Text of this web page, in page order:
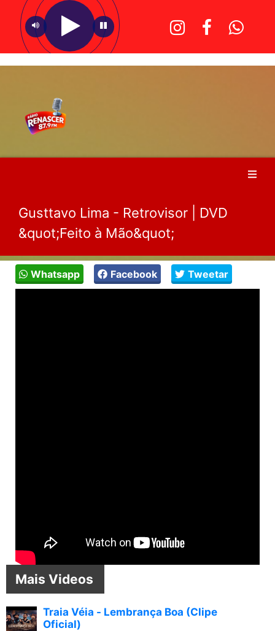
Gusttavo Lima - Retrovisor | DVD
&quot;Feito à Mão&quot;
Whatsapp Facebook Tweetar
Mais Videos
Traia Véia - Lembrança Boa (Clipe
Oficial)